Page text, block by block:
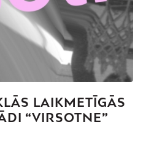
LAIKMETĪGĀS
“VIRSOTNE”